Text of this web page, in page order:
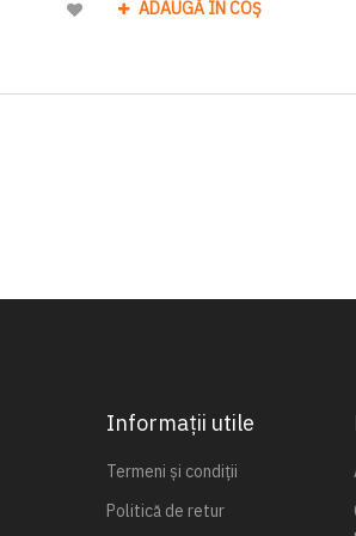
Adaugă
de
ADAUGĂ ÎN COȘ
Informații utile
Termeni și condiții
Politică de retur